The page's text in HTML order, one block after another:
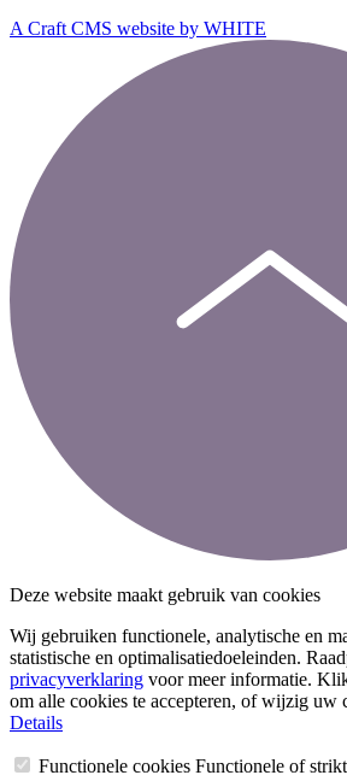
A Craft CMS website by WHITE
Deze website maakt gebruik van cookies
Wij gebruiken functionele, analytische en
statistische en optimalisatiedoeleinden.
privacyverklaring voor meer informatie.
om alle cookies te accepteren, of wijzig uw
Details
Functionele cookies Functionele of